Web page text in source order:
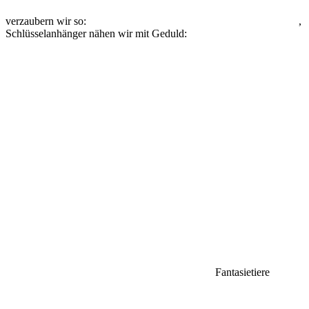
verzaubern wir so:
,
Schlüsselanhänger nähen wir mit Geduld:
Fantasietiere